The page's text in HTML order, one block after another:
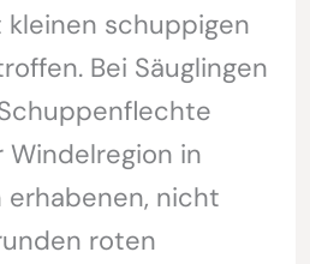
schuppigen
Bei Säuglingen
in
erhabenen, nicht
roten